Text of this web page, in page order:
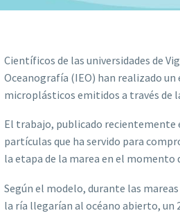
Científicos de las universidades de
Oceanografía (IEO) han realizado
microplásticos emitidos a través de
El trabajo, publicado
partículas que ha servido para
la etapa de la marea en el momento
Según el modelo, durante las
la ría llegarían al océano abierto, un